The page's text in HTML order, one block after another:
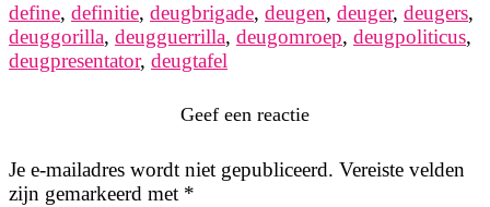
define, definitie, deugbrigade, deugen, deuger, deugers,
deuggorilla, deugguerrilla, deugomroep, deugpoliticus,
deugpresentator, deugtafel
Geef een reactie
Je e-mailadres wordt niet gepubliceerd. Vereiste velden
zijn gemarkeerd met *